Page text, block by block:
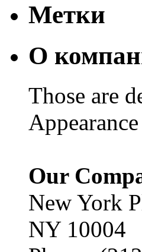
Метки
О
Those are
Our
New York
NY 10004